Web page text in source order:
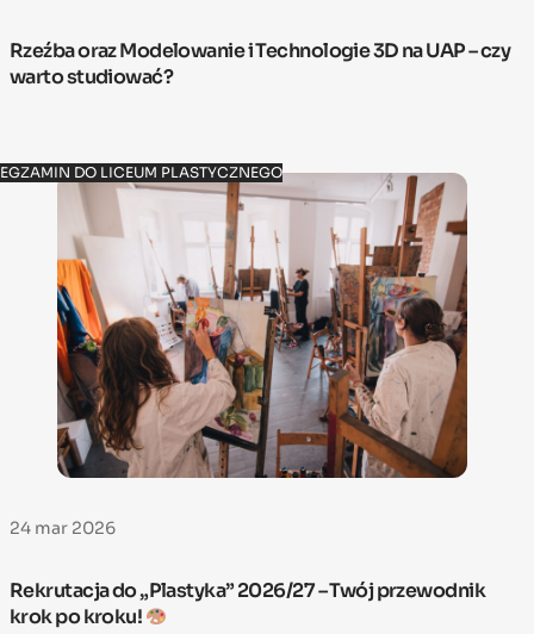
Rzeźba oraz Modelowanie i Technologie 3D na UAP – czy
warto studiować?
EGZAMIN DO LICEUM PLASTYCZNEGO
24 mar 2026
Rekrutacja do „Plastyka” 2026/27 – Twój przewodnik
krok po kroku!